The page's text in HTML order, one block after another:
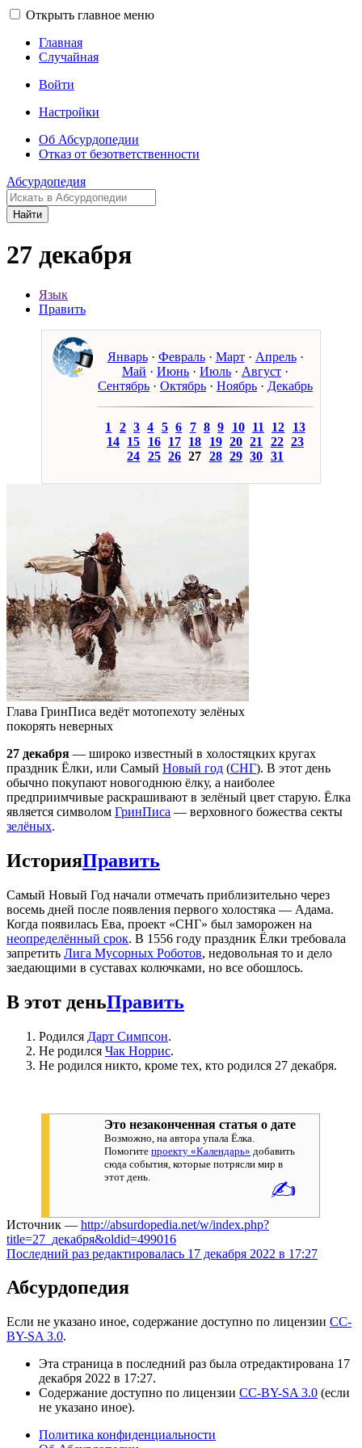
Открыть главное меню
Главная
Случайная
Войти
Настройки
Об Абсурдопедии
Отказ от безответственности
Абсурдопедия
Найти
27 декабря
Язык
Править
Январь· Февраль· Март· Апрель·
Май · Июнь · Июль · Август ·
Сентябрь · Октябрь · Ноябрь · Декабрь
1 2 3 4 5 6 7 8 9 10 11 12
13
14 15 16 17 18 19 20 21 22 23
24 25 26 27 28 29 30 31
Глава ГринПиса ведёт мотопехоту зелёных
покорять неверных
27 декабря — широко известный в холостяцких кругах
праздник Ёлки, или Самый Новый год (СНГ). В этот день
обычно покупают новогоднюю ёлку, а наиболее
предприимчивые раскрашивают в зелёный цвет старую. Ёлка
является символом ГринПиса — верховного божества секты
зелёных.
ИсторияПравить
Самый Новый Год начали отмечать приблизительно через
восемь дней после появления первого холостяка — Адама.
Когда появилась Ева, проект «СНГ» был заморожен на
неопределённый срок. В 1556 году праздник Ёлки требовала
запретить Лига Мусорных Роботов, недовольная то и дело
заедающими в суставах колючками, но все обошлось.
В этот деньПравить
Родился Дарт Симпсон.
Не родился Чак Норрис.
Не родился никто, кроме тех, кто родился 27 декабря.
Это незаконченная статья о дате
Возможно, на автора упала Ёлка.
Помогитепроекту «Календарь» добавить
сюда события, которые потрясли мир в
этот день.
✍
Источник — http://absurdopedia.net/w/index.php?
title=27_декабря&oldid=499016
Последний раз редактировалась 17 декабря 2022 в 17:27
Абсурдопедия
Если не указано иное, содержание доступно по лицензии CC-
BY-SA 3.0.
Эта страница в последний раз была отредактирована 17
декабря 2022 в 17:27.
Содержание доступно по лицензии CC-BY-SA 3.0 (если
не указано иное).
Политика конфиденциальности